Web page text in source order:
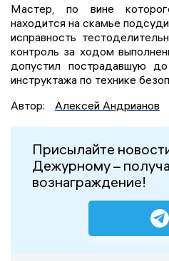
Мастер, по вине
находится на скамье
исправность
контроль за ходом
допустил пострадавшую
инструктажа по технике
Автор:
Алексей Андрианов
Присылайте
Дежурному –
вознаграждение!